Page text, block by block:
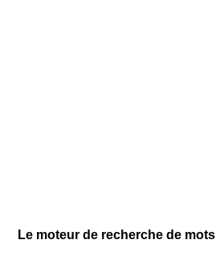
Le moteur de recherche de mots